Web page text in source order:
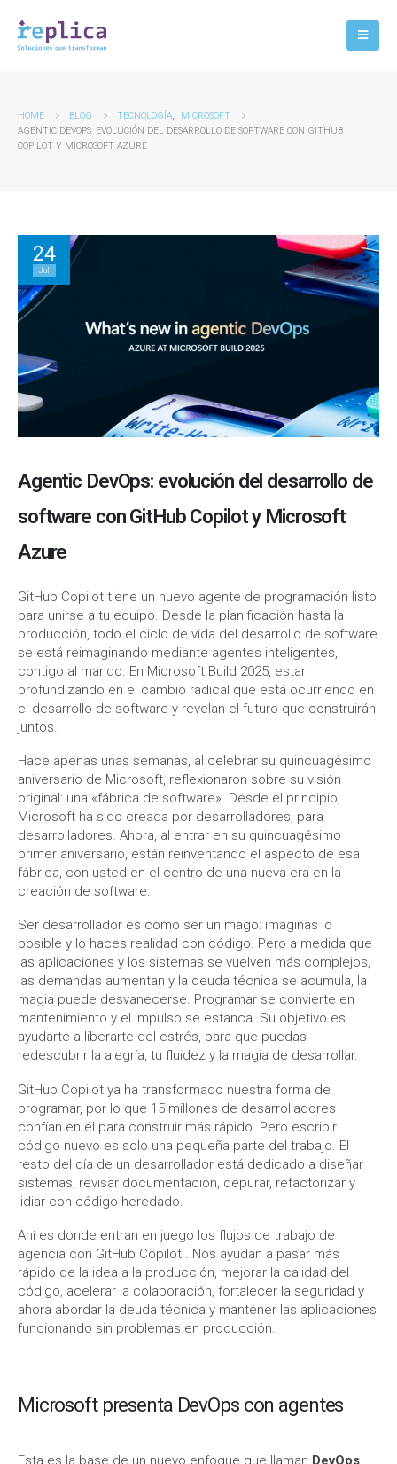
HOME BLOG TECNOLOGÍA,
MICROSOFT
AGENTIC DEVOPS: EVOLUCIÓN DEL DESARROLLO DE SOFTWARE CON GITHUB
COPILOT Y MICROSOFT AZURE
24
Jul
Agentic DevOps: evolución del desarrollo de
software con GitHub Copilot y Microsoft
Azure
GitHub Copilot tiene un nuevo agente de programación listo
para unirse a tu equipo. Desde la planificación hasta la
producción, todo el ciclo de vida del desarrollo de software
se está reimaginando mediante agentes inteligentes,
contigo al mando. En Microsoft Build 2025, estan
profundizando en el cambio radical que está ocurriendo en
el desarrollo de software y revelan el futuro que construirán
juntos.
Hace apenas unas semanas, al celebrar su quincuagésimo
aniversario de Microsoft, reflexionaron sobre su visión
original: una «fábrica de software». Desde el principio,
Microsoft ha sido creada por desarrolladores, para
desarrolladores. Ahora, al entrar en su quincuagésimo
primer aniversario, están reinventando el aspecto de esa
fábrica, con usted en el centro de una nueva era en la
creación de software.
Ser desarrollador es como ser un mago: imaginas lo
posible y lo haces realidad con código. Pero a medida que
las aplicaciones y los sistemas se vuelven más complejos,
las demandas aumentan y la deuda técnica se acumula, la
magia puede desvanecerse. Programar se convierte en
mantenimiento y el impulso se estanca. Su objetivo es
ayudarte a liberarte del estrés, para que puedas
redescubrir la alegría, tu fluidez y la magia de desarrollar.
GitHub Copilot ya ha transformado nuestra forma de
programar, por lo que 15 millones de desarrolladores
confían en él para construir más rápido. Pero escribir
código nuevo es solo una pequeña parte del trabajo. El
resto del día de un desarrollador está dedicado a diseñar
sistemas, revisar documentación, depurar, refactorizar y
lidiar con código heredado.
Ahí es donde entran en juego los flujos de trabajo de
agencia con GitHub Copilot . Nos ayudan a pasar más
rápido de la idea a la producción, mejorar la calidad del
código, acelerar la colaboración, fortalecer la seguridad y
ahora abordar la deuda técnica y mantener las aplicaciones
funcionando sin problemas en producción.
Microsoft presenta DevOps con agentes
Esta es la base de un nuevo enfoque que llaman DevOps